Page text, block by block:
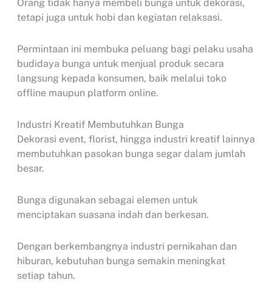
Orang tidak hanya membeli bunga untuk dekorasi,
tetapi juga untuk hobi dan kegiatan relaksasi.
Permintaan ini membuka peluang bagi pelaku usaha
budidaya bunga untuk menjual produk secara
langsung kepada konsumen, baik melalui toko
offline maupun platform online.
Industri Kreatif Membutuhkan Bunga
Dekorasi event, florist, hingga industri kreatif lainnya
membutuhkan pasokan bunga segar dalam jumlah
besar.
Bunga digunakan sebagai elemen untuk
menciptakan suasana indah dan berkesan.
Dengan berkembangnya industri pernikahan dan
hiburan, kebutuhan bunga semakin meningkat
setiap tahun.